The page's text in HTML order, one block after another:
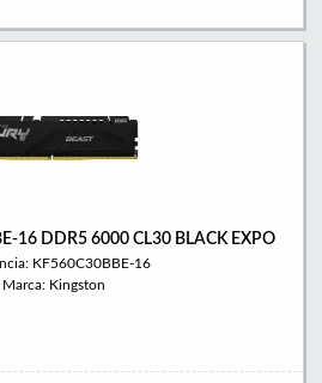
16 DDR5 6000 CL30 BLACK EXPO
KF560C30BBE-16
Marca: Kingston